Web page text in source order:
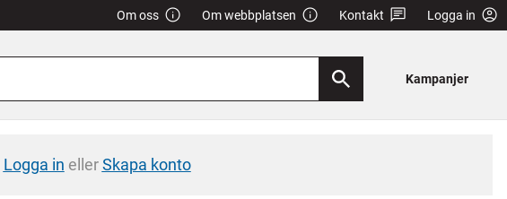
Om oss Om webbplatsen Kontakt Logga in
Kampanjer
Logga in ellerSkapa konto